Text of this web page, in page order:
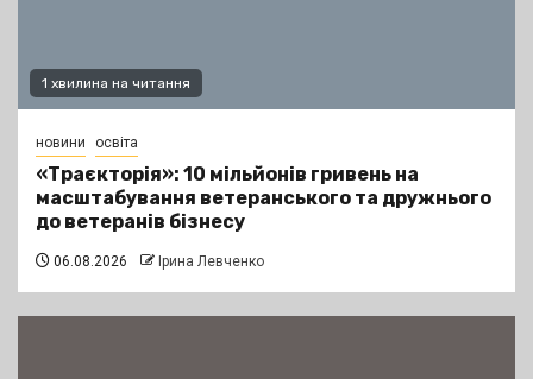
1 хвилина на читання
новини освіта
«Траєкторія»: 10 мільйонів гривень на
масштабування ветеранського та дружнього
до ветеранів бізнесу
06.08.2026 Ірина Левченко